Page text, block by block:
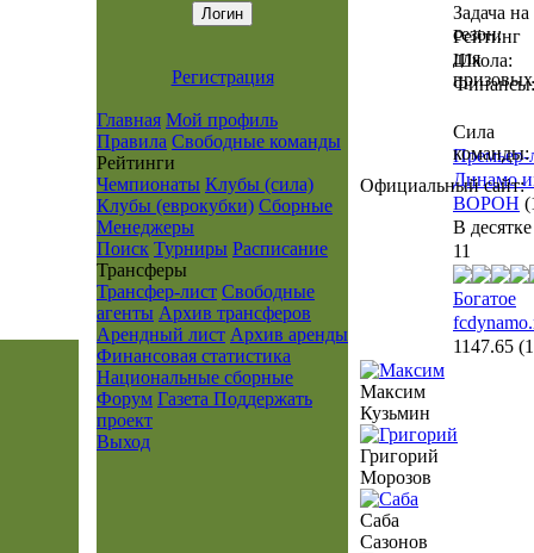
Регистрация
Главная Мой профиль
Правила Свободные команды
Рейтинги
Чемпионаты Клубы (сила)
Клубы (еврокубки) Сборные
Менеджеры
Поиск Турниры Расписание
Транcферы
Трансфер-лист Свободные
агенты Архив трансферов
Арендный лист Архив аренды
Финансовая статистика
Национальные сборные
Форум Газета Поддержать
проект
Выход
Задача на
сезон:
Рейтинг
для
Школа:
Финансы:
Официальный сайт:
Сила
команды:
Премьер-
Динамо
BOPOH
В десятке
11
Богатое
1147.65
Максим
Кузьмин
Григорий
Морозов
Саба
Сазонов